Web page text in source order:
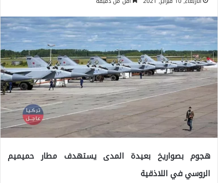
هجوم بصواريخ بعيدة المدى يستهدف مطار حميميم
الروسي في اللاذقية